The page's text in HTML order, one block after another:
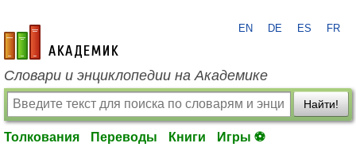
academic.ru
EN DE ES FR
Словари и энциклопедии на Академике
Найти!
Толкования Переводы Книги Игры ⚽